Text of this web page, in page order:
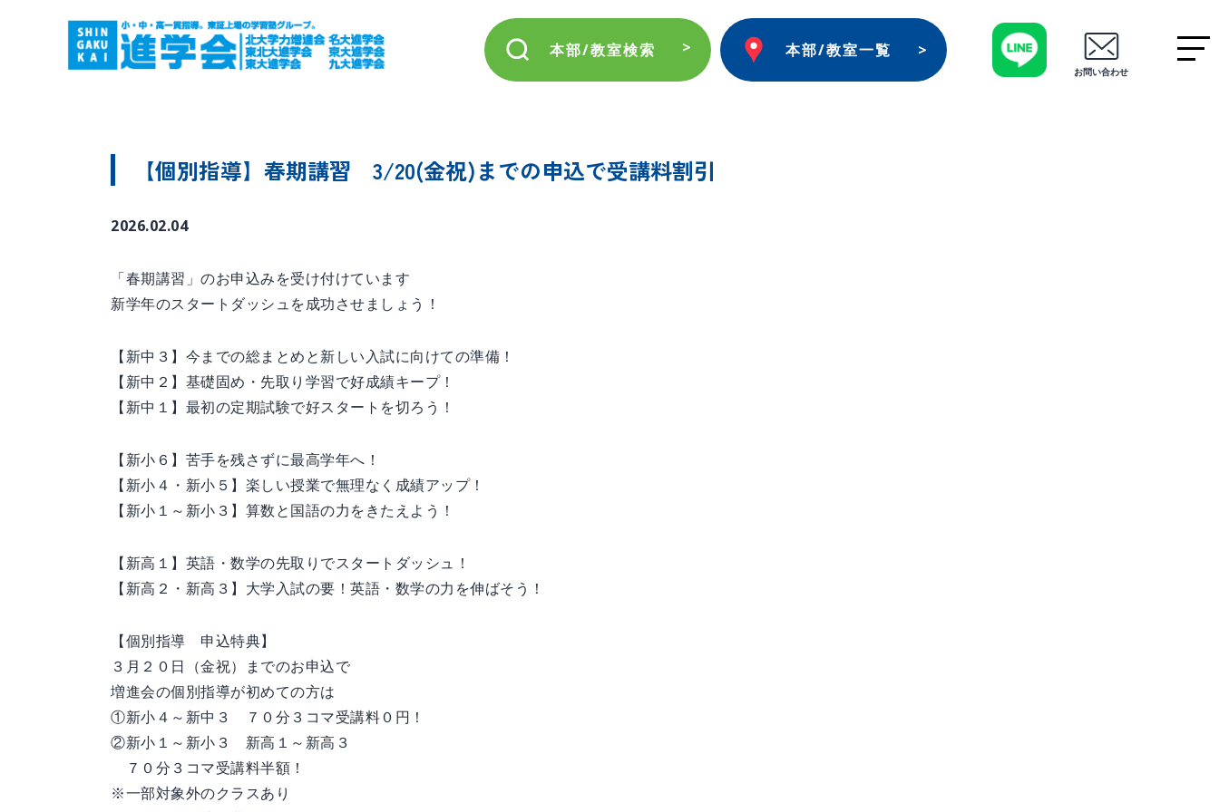
本部/教室検索 本部/教室一覧
お問い合わせ
【個別指導】春期講習 3/20(金祝)までの申込で受講料割引
2026.02.04
「春期講習」のお申込みを受け付けています
新学年のスタートダッシュを成功させましょう！
【新中３】今までの総まとめと新しい入試に向けての準備！
【新中２】基礎固め・先取り学習で好成績キープ！
【新中１】最初の定期試験で好スタートを切ろう！
【新小６】苦手を残さずに最高学年へ！
【新小４・新小５】楽しい授業で無理なく成績アップ！
【新小１～新小３】算数と国語の力をきたえよう！
【新高１】英語・数学の先取りでスタートダッシュ！
【新高２・新高３】大学入試の要！英語・数学の力を伸ばそう！
【個別指導 申込特典】
３月２０日（金祝）までのお申込で
増進会の個別指導が初めての方は
①新小４～新中３ ７０分３コマ受講料０円！
②新小１～新小３ 新高１～新高３
７０分３コマ受講料半額！
※一部対象外のクラスあり